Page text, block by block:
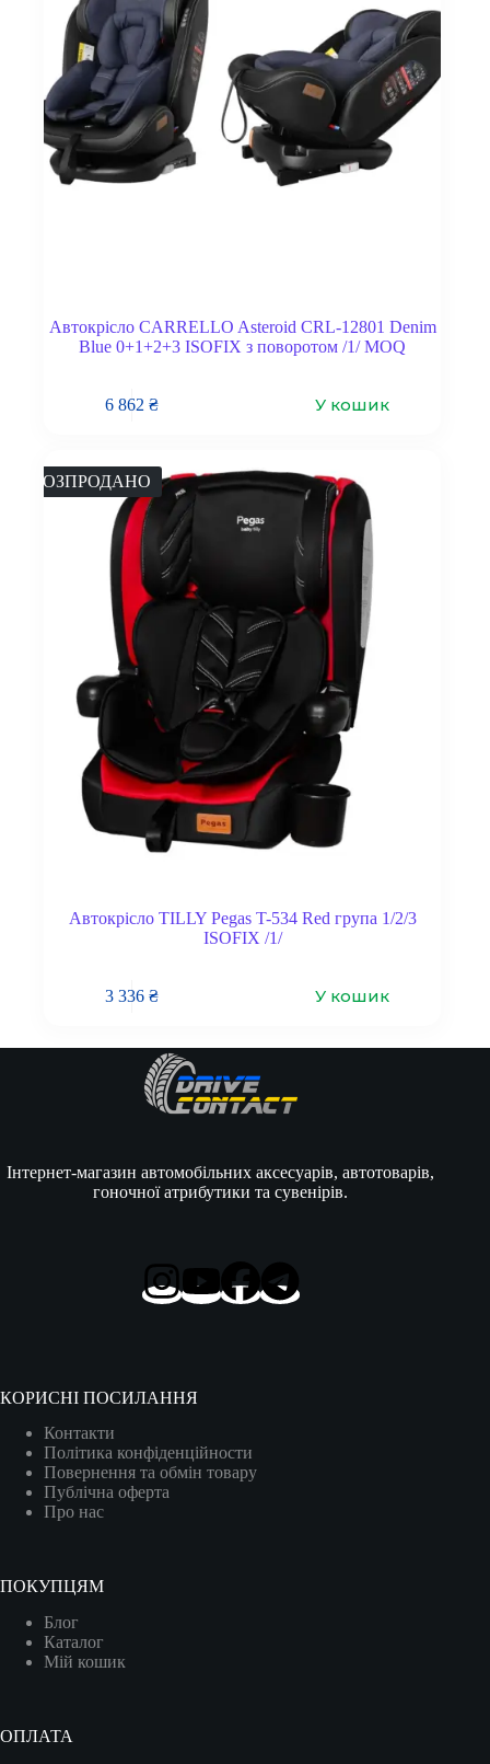
Автокрісло CARRELLO Asteroid CRL-12801 Denim
Blue 0+1+2+3 ISOFIX з поворотом /1/ MOQ
6 862₴ У кошик
РОЗПРОДАНО
Автокрісло TILLY Pegas T-534 Red група 1/2/3
ISOFIX /1/
3 336₴ У кошик
Інтернет-магазин автомобільних аксесуарів, автотоварів,
гоночної атрибутики та сувенірів.
КОРИСНІ ПОСИЛАННЯ
Контакти
Політика конфіденційности
Повернення та обмін товару
Публічна оферта
Про нас
ПОКУПЦЯМ
Блог
Каталог
Мій кошик
ОПЛАТА